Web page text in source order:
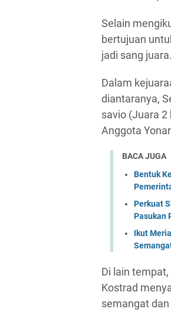
Selain
bertujuan
jadi sang juara.
Dalam
diantaranya,
savio (Juara
Anggota
BACA JUGA
Bentuk
Perkuat
Pasukan
Ikut
Di lain
Kostrad
semangat